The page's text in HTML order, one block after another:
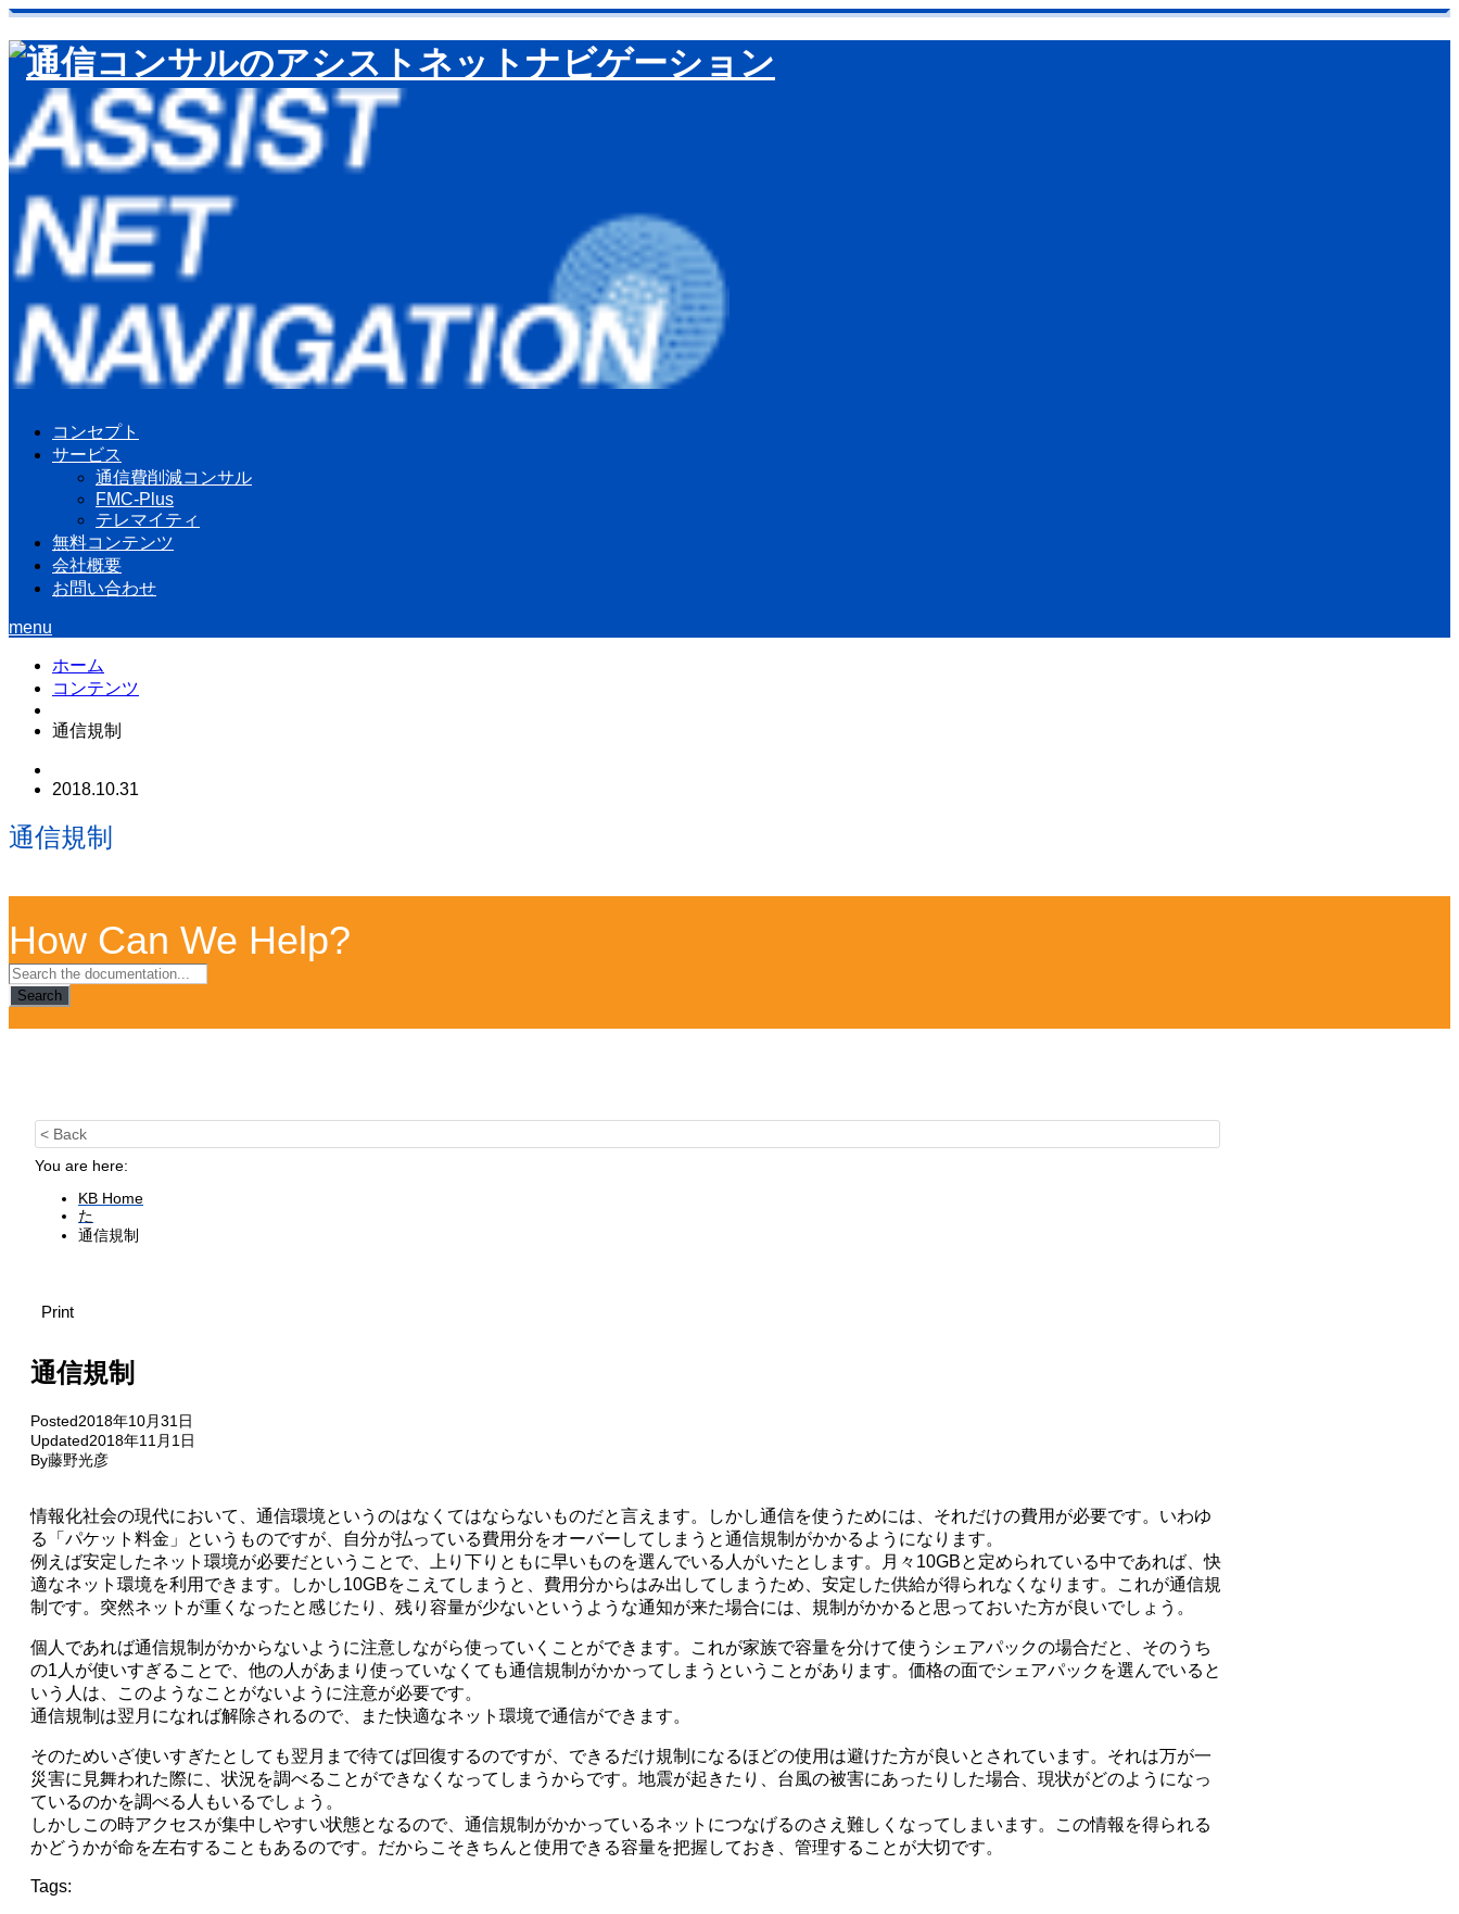
コンセプト
サービス
通信費削減コンサル
FMC-Plus
テレマイティ
無料コンテンツ
会社概要
お問い合わせ
menu
ホーム
コンテンツ
通信規制
2018.10.31
通信規制
How Can We Help?
Search
< Back
You are here:
KB Home
た
通信規制
Print
通信規制
Posted2018年10月31日
Updated2018年11月1日
By藤野光彦
情報化社会の現代において、通信環境というのはなくてはならないものだと言えます。しかし通信を使うためには、それだけの費用が必要です。いわゆ
る「パケット料金」というものですが、自分が払っている費用分をオーバーしてしまうと通信規制がかかるようになります。
例えば安定したネット環境が必要だということで、上り下りともに早いものを選んでいる人がいたとします。月々10GBと定められている中であれば、快
適なネット環境を利用できます。しかし10GBをこえてしまうと、費用分からはみ出してしまうため、安定した供給が得られなくなります。これが通信規
制です。突然ネットが重くなったと感じたり、残り容量が少ないというような通知が来た場合には、規制がかかると思っておいた方が良いでしょう。
個人であれば通信規制がかからないように注意しながら使っていくことができます。これが家族で容量を分けて使うシェアパックの場合だと、そのうち
の1人が使いすぎることで、他の人があまり使っていなくても通信規制がかかってしまうということがあります。価格の面でシェアパックを選んでいると
いう人は、このようなことがないように注意が必要です。
通信規制は翌月になれば解除されるので、また快適なネット環境で通信ができます。
そのためいざ使いすぎたとしても翌月まで待てば回復するのですが、できるだけ規制になるほどの使用は避けた方が良いとされています。それは万が一
災害に見舞われた際に、状況を調べることができなくなってしまうからです。地震が起きたり、台風の被害にあったりした場合、現状がどのようになっ
ているのかを調べる人もいるでしょう。
しかしこの時アクセスが集中しやすい状態となるので、通信規制がかかっているネットにつなげるのさえ難しくなってしまいます。この情報を得られる
かどうかが命を左右することもあるのです。だからこそきちんと使用できる容量を把握しておき、管理することが大切です。
Tags: